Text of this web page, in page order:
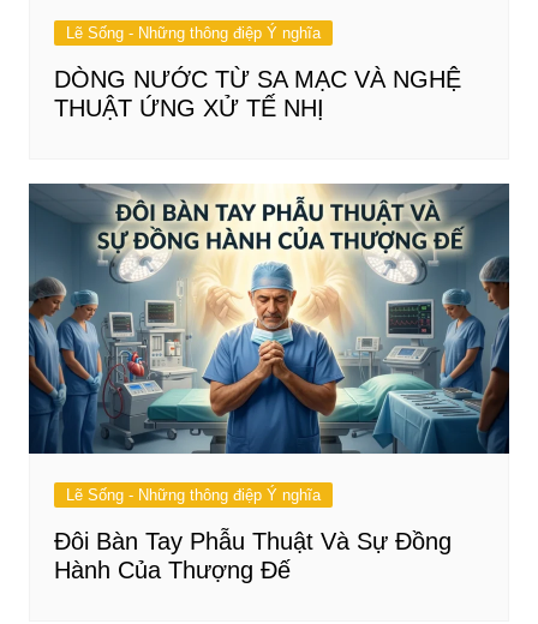
Lẽ Sống - Những thông điệp Ý nghĩa
DÒNG NƯỚC TỪ SA MẠC VÀ NGHỆ
THUẬT ỨNG XỬ TẾ NHỊ
Lẽ Sống - Những thông điệp Ý nghĩa
Đôi Bàn Tay Phẫu Thuật Và Sự Đồng
Hành Của Thượng Đế